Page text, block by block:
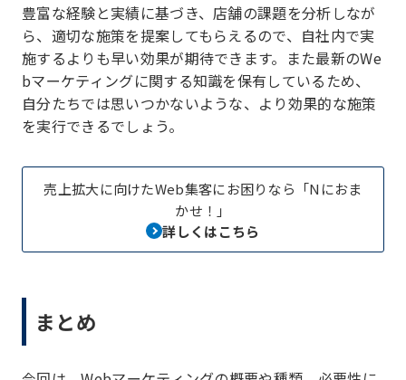
豊富な経験と実績に基づき、店舗の課題を分析しなが
ら、適切な施策を提案してもらえるので、自社内で実
施するよりも早い効果が期待できます。また最新のWe
bマーケティングに関する知識を保有しているため、
自分たちでは思いつかないような、より効果的な施策
を実行できるでしょう。
売上拡大に向けたWeb集客にお困りなら「Nにおま
かせ！」
詳しくはこちら
まとめ